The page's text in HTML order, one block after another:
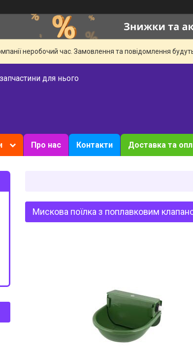
неробочий час. Замовлення та повідомлення
для нього
Про нас Контакти Доставка та
Мискова поїлка з поплавковим